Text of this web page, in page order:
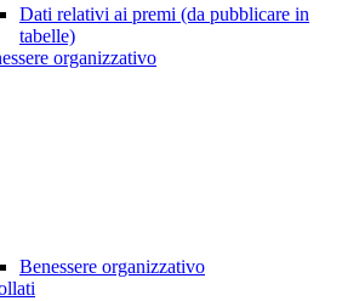
Dati relativi ai premi (da pubblicare in
tabelle)
organizzativo
Benessere organizzativo